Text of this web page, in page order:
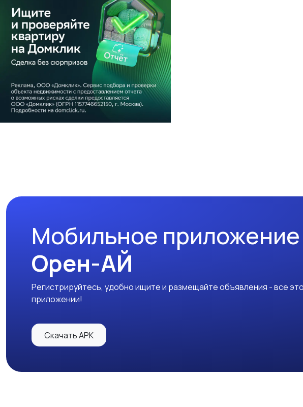
Мобильное приложение
Орен-АЙ
Регистрируйтесь, удобно ищите и размещайте объявления - все
приложении!
Скачать APK